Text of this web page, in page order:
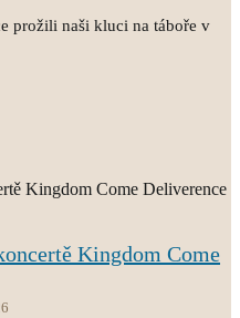
prožili naši kluci na táboře v
Kingdom Come